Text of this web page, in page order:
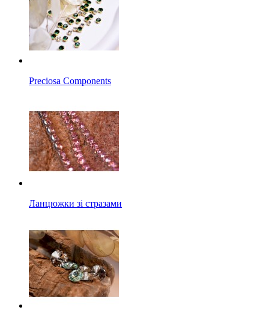
Preciosa Components
Ланцюжки зі стразами